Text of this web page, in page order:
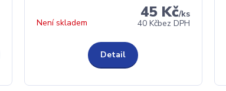
45 Kč/ks
40 Kčbez DPH
Není skladem
Detail